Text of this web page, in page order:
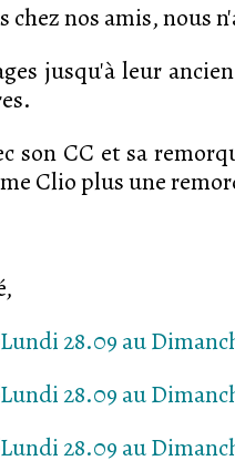
chez nos amis, nous
jusqu'à leur
son CC et sa
Clio plus une